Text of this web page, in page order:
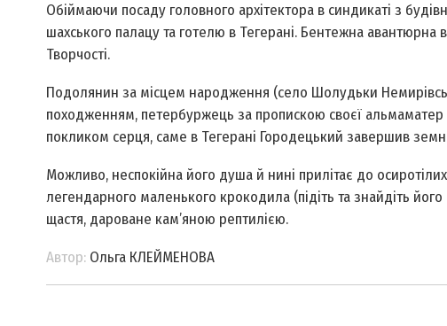
Обіймаючи посаду головного архітектора в синдикаті з
шахського палацу та готелю в Тегерані. Бентежна
Творчості.
Подолянин за місцем народження (село Шолудьки
походженням, петербуржець за пропискою своєї альма­матер
покликом серця, саме в Тегерані Городецький завершив
Можливо, неспокійна його душа й нині прилітає до
легендарного маленького крокодила (підіть та знайдіть
щастя, дароване кам’яною рептилією.
Автор:Ольга КЛЕЙМЕНОВА